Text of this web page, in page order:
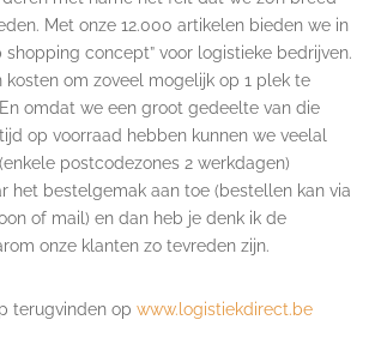
Met onze 12.000 artikelen bieden we in
shopping concept” voor logistieke bedrijven.
kosten om zoveel mogelijk op 1 plek te
omdat we een groot gedeelte van die
op voorraad hebben kunnen we veelal
postcodezones 2 werkdagen)
het bestelgemak aan toe (bestellen kan via
of mail) en dan heb je denk ik de
onze klanten zo tevreden zijn.
terugvinden op www.logistiekdirect.be